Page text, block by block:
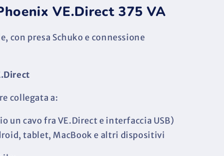
VE.Direct 375 VA
con presa Schuko e connessione
collegata a:
un cavo fra VE.Direct e interfaccia USB)
tablet, MacBook e altri dispositivi